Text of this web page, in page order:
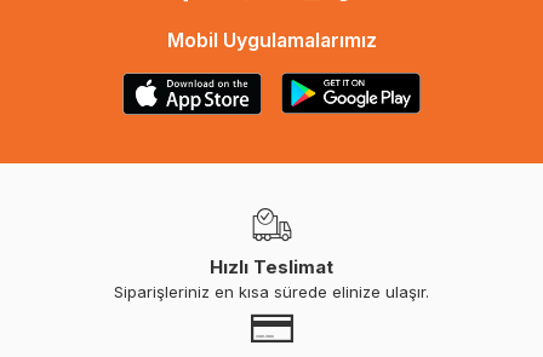
Mobil Uygulamalarımız
Hızlı Teslimat
Siparişleriniz en kısa sürede elinize ulaşır.